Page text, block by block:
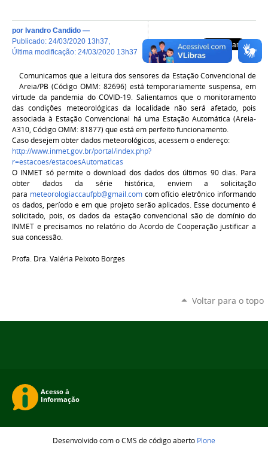
por Ivandro Candido —
publicado: 24/03/2020 13h37
última modificação: 24/03/2020 13h37
Comunicamos que a leitura dos sensores da Estação Convencional de
Areia/PB (Código OMM: 82696) está temporariamente suspensa, em
virtude da pandemia do COVID-19. Salientamos que o monitoramento
das condições meteorológicas da localidade não será afetado, pois
associada à Estação Convencional há uma Estação Automática (Areia-
A310, Código OMM: 81877) que está em perfeito funcionamento.
Caso desejem obter dados meteorológicos, acessem o endereço:
http://www.inmet.gov.br/portal/index.php?
r=estacoes/estacoesAutomaticas
O INMET só permite o download dos dados dos últimos 90 dias. Para
obter dados da série histórica, enviem a solicitação
para meteorologiaccaufpb@gmail.comcom ofício eletrônico informando
os dados, período e em que projeto serão aplicados. Esse documento é
solicitado, pois, os dados da estação convencional são de domínio do
INMET e precisamos no relatório do Acordo de Cooperação justificar a
sua concessão.
Profa. Dra. Valéria Peixoto Borges
Voltar para o topo
Desenvolvido com o CMS de código aberto Plone